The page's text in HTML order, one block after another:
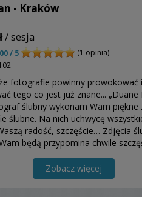
- Kraków
/ sesja
/ 5
(1 opinia)
fotografie powinny prowokować
tego co jest już znane... „Duane
ślubny wykonam Wam piękne
ślubne. Na nich uchwycę
radość, szczęście… Zdjęcia
będą przypomina chwile
Zobacz więcej